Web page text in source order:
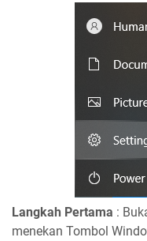
Langkah Pertama :
menekan Tombol